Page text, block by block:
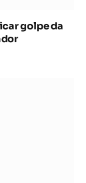
golpe da